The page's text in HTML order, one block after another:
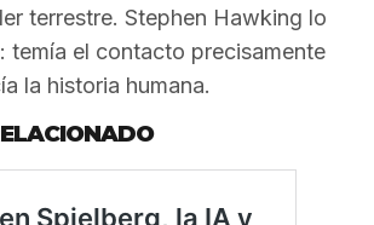
terrestre. Stephen Hawking lo
temía el contacto precisamente
la historia humana.